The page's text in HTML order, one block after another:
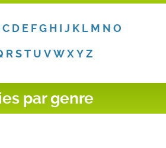
C D E F G H I J K L M N O
R S T U V W X Y Z
par genre